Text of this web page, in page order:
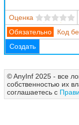
Оценка
Код
Создать
© AnyInf 2025 - все
собственностью их
соглашаетесь с